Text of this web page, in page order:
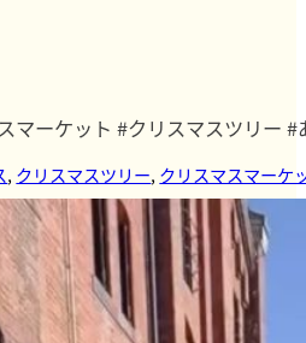
マーケット #クリスマスツリー
, クリスマスツリー, クリスマスマーケ